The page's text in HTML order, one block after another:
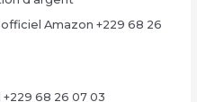
Amazon +229 68 26
68 26 07 03